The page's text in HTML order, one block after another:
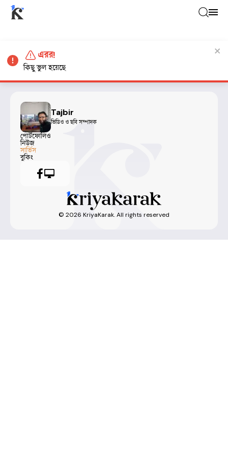
Tajbir
ভিডিও ও ছবি সম্পাদক
পোর্টফোলিও
নিউজ
সার্ভিস
বুকিং
© 2026 KriyaKarak. All rights reserved
এরর!
কিছু ভুল হয়েছে